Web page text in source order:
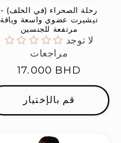
رحلة الصحراء (في الخلف) -
تيشيرت عضوي واسعة وياقة
مرتفعة للجنسين
لا توجد
مراجعات
السعر
العادي
17.000 BHD
قم بالإختيار